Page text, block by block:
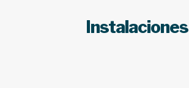
Instalaciones